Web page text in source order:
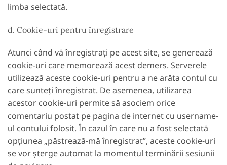
limba selectată.
d. Cookie-uri pentru înregistrare
Atunci când vă înregistrați pe acest site, se generează
cookie-uri care memorează acest demers. Serverele
utilizează aceste cookie-uri pentru a ne arăta contul cu
care sunteți înregistrat. De asemenea, utilizarea
acestor cookie-uri permite să asociem orice
comentariu postat pe pagina de internet cu username-
ul contului folosit. În cazul în care nu a fost selectată
opțiunea „păstrează-mă înregistrat”, aceste cookie-uri
se vor șterge automat la momentul terminării sesiunii